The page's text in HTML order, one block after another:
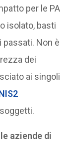
per le PA
isolato, basti
passati. Non è
dei
ai singoli
aziende di